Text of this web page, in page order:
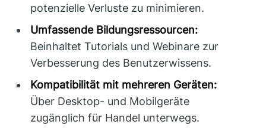
potenzielle Verluste zu minimieren.
Umfassende Bildungsressourcen:
Beinhaltet Tutorials und Webinare zur
Verbesserung des Benutzerwissens.
Kompatibilität mit mehreren Geräten:
Über Desktop- und Mobilgeräte
zugänglich für Handel unterwegs.